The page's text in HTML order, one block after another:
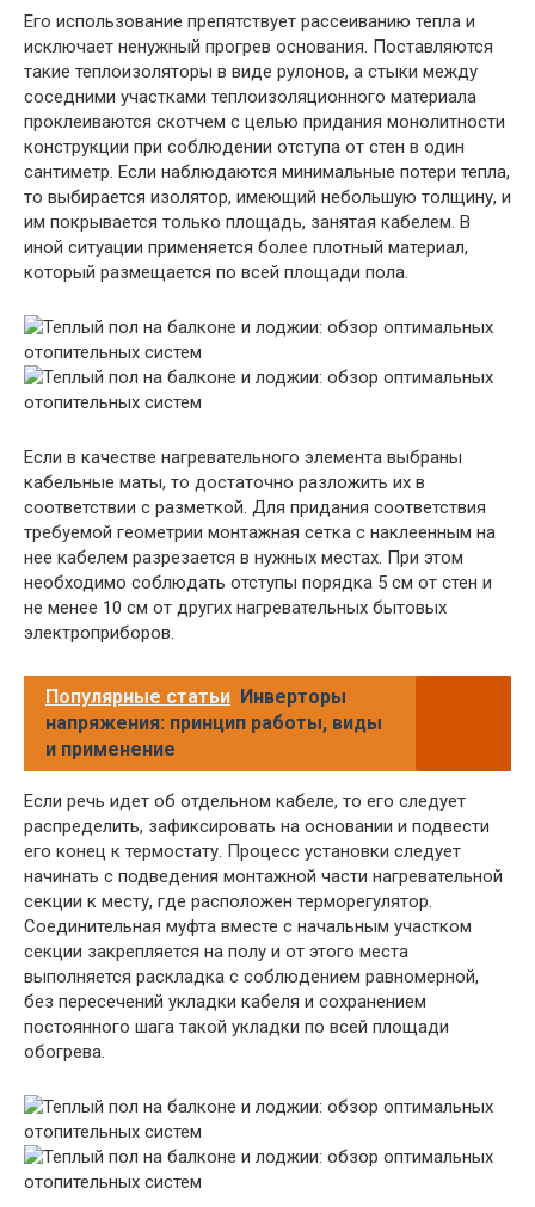
Его использование препятствует рассеиванию тепла и
исключает ненужный прогрев основания. Поставляются
такие теплоизоляторы в виде рулонов, а стыки между
соседними участками теплоизоляционного материала
проклеиваются скотчем с целью придания монолитности
конструкции при соблюдении отступа от стен в один
сантиметр. Если наблюдаются минимальные потери тепла,
то выбирается изолятор, имеющий небольшую толщину, и
им покрывается только площадь, занятая кабелем. В
иной ситуации применяется более плотный материал,
который размещается по всей площади пола.
Если в качестве нагревательного элемента выбраны
кабельные маты, то достаточно разложить их в
соответствии с разметкой. Для придания соответствия
требуемой геометрии монтажная сетка с наклеенным на
нее кабелем разрезается в нужных местах. При этом
необходимо соблюдать отступы порядка 5 см от стен и
не менее 10 см от других нагревательных бытовых
электроприборов.
Популярные статьи Инверторы
напряжения: принцип работы, виды
и применение
Если речь идет об отдельном кабеле, то его следует
распределить, зафиксировать на основании и подвести
его конец к термостату. Процесс установки следует
начинать с подведения монтажной части нагревательной
секции к месту, где расположен терморегулятор.
Соединительная муфта вместе с начальным участком
секции закрепляется на полу и от этого места
выполняется раскладка с соблюдением равномерной,
без пересечений укладки кабеля и сохранением
постоянного шага такой укладки по всей площади
обогрева.